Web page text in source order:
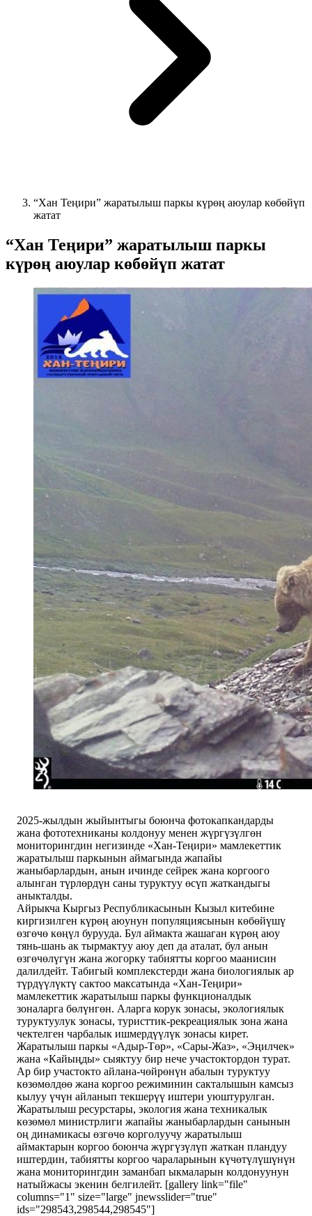
“Хан Теңири” жаратылыш паркы күрөң аюулар көбөйүп
жатат
“Хан Теңири” жаратылыш паркы
күрөң аюулар көбөйүп жатат
2025-жылдын жыйынтыгы боюнча фотокапкандарды
жана фототехниканы колдонуу менен жүргүзүлгөн
мониторингдин негизинде «Хан-Теңири» мамлекеттик
жаратылыш паркынын аймагында жапайы
жаныбарлардын, анын ичинде сейрек жана коргоого
алынган түрлөрдүн саны туруктуу өсүп жаткандыгы
аныкталды.
Айрыкча Кыргыз Республикасынын Кызыл китебине
киргизилген күрөң аюунун популяциясынын көбөйүшү
өзгөчө көңүл бурууда. Бул аймакта жашаган күрөң аюу
тянь-шань ак тырмактуу аюу деп да аталат, бул анын
өзгөчөлүгүн жана жогорку табиятты коргоо маанисин
далилдейт. Табигый комплекстерди жана биологиялык ар
түрдүүлүктү сактоо максатында «Хан-Теңири»
мамлекеттик жаратылыш паркы функционалдык
зоналарга бөлүнгөн. Аларга корук зонасы, экологиялык
туруктуулук зонасы, туристтик-рекреациялык зона жана
чектелген чарбалык ишмердүүлүк зонасы кирет.
Жаратылыш паркы «Адыр-Төр», «Сары-Жаз», «Эңилчек»
жана «Кайыңды» сыяктуу бир нече участоктордон турат.
Ар бир участокто айлана-чөйрөнүн абалын туруктуу
көзөмөлдөө жана коргоо режиминин сакталышын камсыз
кылуу үчүн айланып текшерүү иштери уюштурулган.
Жаратылыш ресурстары, экология жана техникалык
көзөмөл министрлиги жапайы жаныбарлардын санынын
оң динамикасы өзгөчө корголуучу жаратылыш
аймактарын коргоо боюнча жүргүзүлүп жаткан пландуу
иштердин, табиятты коргоо чараларынын күчөтүлүшүнүн
жана мониторингдин заманбап ыкмаларын колдонуунун
натыйжасы экенин белгилейт. [gallery link="file"
columns="1" size="large" jnewsslider="true"
ids="298543,298544,298545"]